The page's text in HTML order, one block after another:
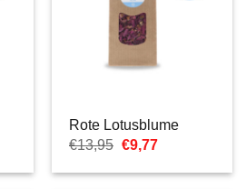
Rote Lotusblume
€13,95 Ursprünglicher
war:
€9,77Aktueller
ist: